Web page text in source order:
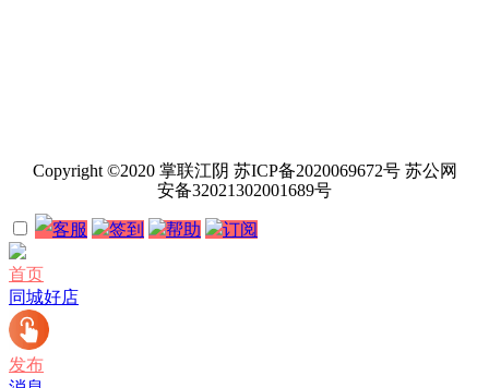
Copyright ©2020 掌联江阴 苏ICP备2020069672号 苏公网
安备32021302001689号
客服 签到 帮助 订阅
首页
同城好店
发布